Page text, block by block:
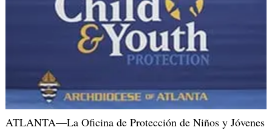
ATLANTA—La Oficina de Protección de Niños y Jóvenes